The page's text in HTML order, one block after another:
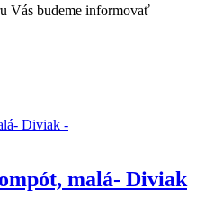
Vás budeme informovať
malá- Diviak